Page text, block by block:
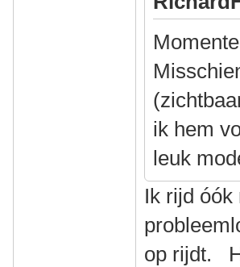
ik hem
leuk
Ik rijd óók
op rijdt.